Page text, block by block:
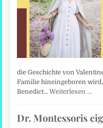
die Geschichte von
Familie hineingeboren
Benedict…Weiterlesen …
Dr. Montessoris